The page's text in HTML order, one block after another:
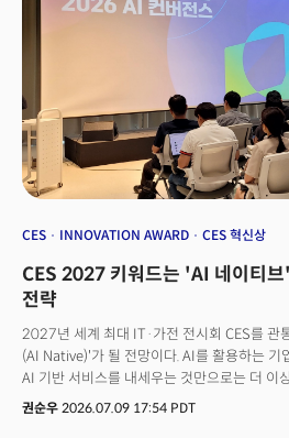
참석했다. 해외 참석자는 5만5841명, 전체
(Fortune) 500대 기업 중 307곳도 현장에
트렌드를 파악하러온 사람보다, 계약과 파트
압도적으로 많은 행사라는 점이다. 그럼에도
(쇼케이스)'로만 받아들인다. 부스를 둘러보고
학습하고, 이후 언론 보도를 기다리는 방식이
CES에 오는 이유는 처음부터 다르다. 물건을
파트너를 찾기 위한 '실무' 목적으로 방문하는 경우가 대다수다. 이는
데이터와도 정확히 맞아떨어진다. 산업 참석
합치면 77.6%가 B2B 목적을 가진 참석자다.
CES INNOVATION AWARD CES 혁신상
CES 2027 키워드는 'AI 네이티
전략
2027년 세계 최대 IT·가전 전시회 CES를 관
(AI Native)'가 될 전망이다. AI를 활용하는 기
AI 기반 서비스를 내세우는 것만으로는 더 이
심사위원과 바이어, 투자자가 제품을 평가하는
권순우 2026.07.09 17:54 PDT